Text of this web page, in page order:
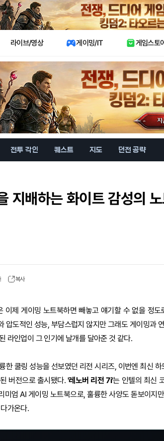
라이브/영상 게이밍/IT 게임스토
전투 각인 퀘스트 지도 던전 공략
지배하는 화이트 감성의
복사
제 게이밍 노트북하면 빼놓고 얘기할 수 없을 정도
압도적인 성능, 부담스럽지 않지만 그래도 게이밍과
라인업이 그 인기에 날개를 달아준 것 같다.
한 쿨링 성능을 선보였던 리전 시리즈, 이번엔 최신
버전으로 출시됐다. '레노버 리전 7i'는 인텔의 최신
엄 AI 게이밍 노트북으로, 훌륭한 사양도 돋보이지
가온다.